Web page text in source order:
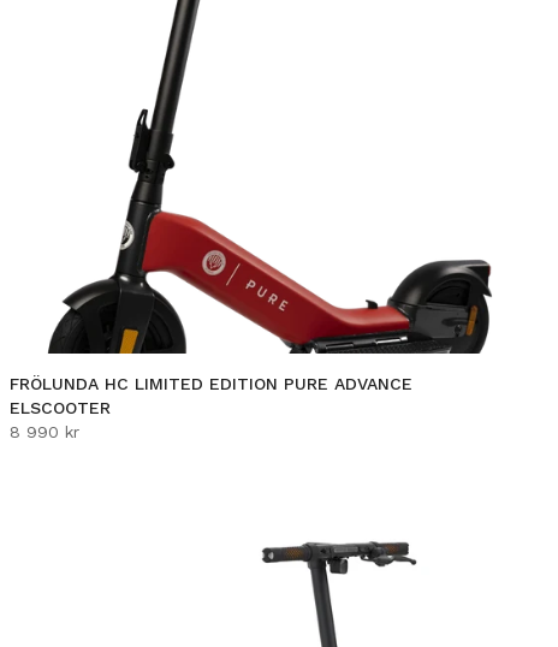
FRÖLUNDA HC LIMITED EDITION PURE ADVANCE
ELSCOOTER
8 990 kr